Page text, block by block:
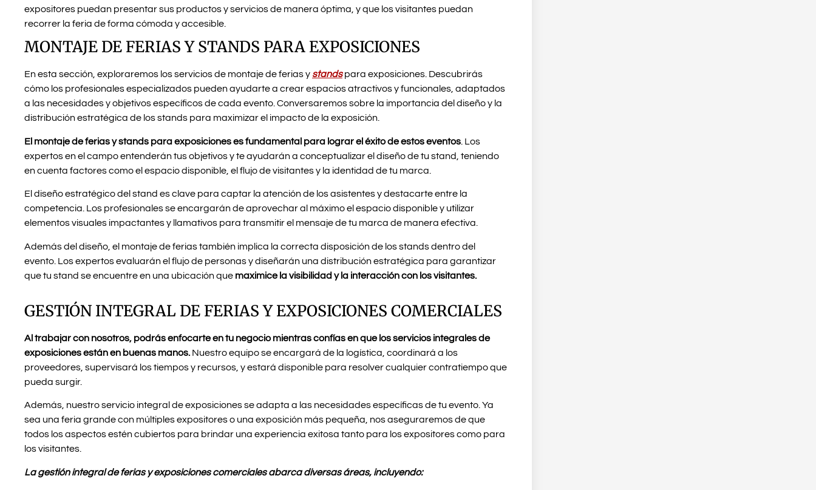
expositores puedan presentar sus productos y servicios de manera óptima, y que los visitantes puedan
recorrer la feria de forma cómoda y accesible.
MONTAJE DE FERIAS Y STANDS PARA EXPOSICIONES
En esta sección, exploraremos los servicios de montaje de ferias y standspara exposiciones. Descubrirás
cómo los profesionales especializados pueden ayudarte a crear espacios atractivos y funcionales, adaptados
a las necesidades y objetivos específicos de cada evento. Conversaremos sobre la importancia del diseño y la
distribución estratégica de los stands para maximizar el impacto de la exposición.
El montaje de ferias y stands para exposiciones es fundamental para lograr el éxito de estos eventos . Los
expertos en el campo entenderán tus objetivos y te ayudarán a conceptualizar el diseño de tu stand, teniendo
en cuenta factores como el espacio disponible, el flujo de visitantes y la identidad de tu marca.
El diseño estratégico del stand es clave para captar la atención de los asistentes y destacarte entre la
competencia. Los profesionales se encargarán de aprovechar al máximo el espacio disponible y utilizar
elementos visuales impactantes y llamativos para transmitir el mensaje de tu marca de manera efectiva.
Además del diseño, el montaje de ferias también implica la correcta disposición de los stands dentro del
evento. Los expertos evaluarán el flujo de personas y diseñarán una distribución estratégica para garantizar
que tu stand se encuentre en una ubicación que maximice la visibilidad y la interacción con los visitantes.
GESTIÓN INTEGRAL DE FERIAS Y EXPOSICIONES COMERCIALES
Al trabajar con nosotros, podrás enfocarte en tu negocio mientras confías en que los servicios integrales de
exposiciones están en buenas manos. Nuestro equipo se encargará de la logística, coordinará a los
proveedores, supervisará los tiempos y recursos, y estará disponible para resolver cualquier contratiempo que
pueda surgir.
Además, nuestro servicio integral de exposiciones se adapta a las necesidades específicas de tu evento. Ya
sea una feria grande con múltiples expositores o una exposición más pequeña, nos aseguraremos de que
todos los aspectos estén cubiertos para brindar una experiencia exitosa tanto para los expositores como para
los visitantes.
La gestión integral de ferias y exposiciones comerciales abarca diversas áreas, incluyendo: